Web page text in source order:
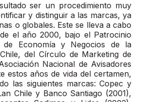
ser un procedimiento muy
y distinguir a las marcas, ya
o globales. Este se lleva a cabo
el año 2000, bajo el Patrocinio
Economía y Negocios de la
del Círculo de Marketing de
Nacional de Avisadores
estos años de vida del certamen,
las siguientes marcas: Copec y
Chile y Banco Santiago (2001),